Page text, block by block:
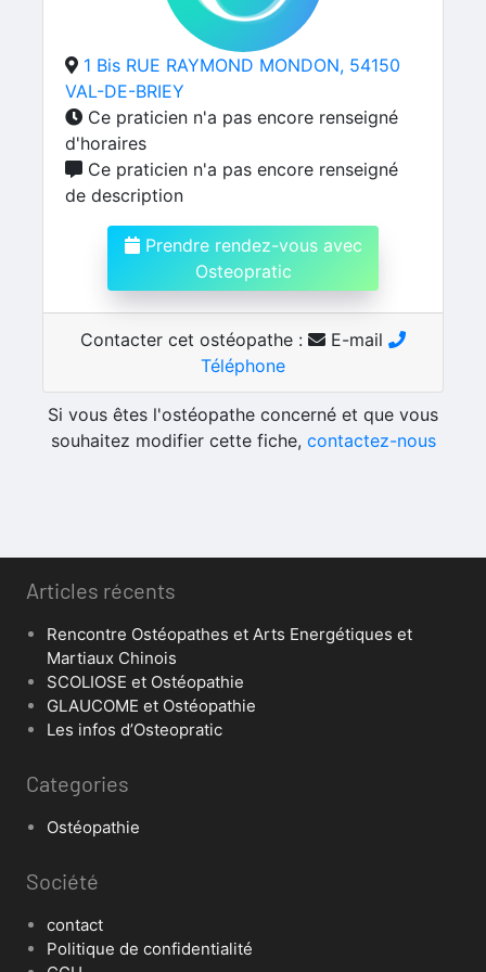
1 Bis RUE RAYMOND MONDON, 54150
VAL-DE-BRIEY
Ce praticien n'a pas encore renseigné
d'horaires
Ce praticien n'a pas encore renseigné
de description
Prendre rendez-vous avec
Osteopratic
Contacter cet ostéopathe :
E-mail
Téléphone
Si vous êtes l'ostéopathe concerné et que vous
souhaitez modifier cette fiche, contactez-nous
Articles récents
Rencontre Ostéopathes et Arts Energétiques et
Martiaux Chinois
SCOLIOSE et Ostéopathie
GLAUCOME et Ostéopathie
Les infos d’Osteopratic
Categories
Ostéopathie
Société
contact
Politique de confidentialité